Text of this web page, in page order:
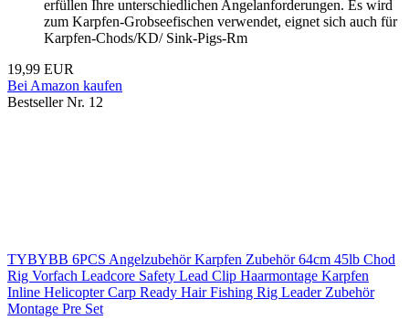
erfüllen Ihre unterschiedlichen Angelanforderungen. Es wird
zum Karpfen-Grobseefischen verwendet, eignet sich auch für
Karpfen-Chods/KD/ Sink-Pigs-Rm
19,99 EUR
Bei Amazon kaufen
Bestseller Nr. 12
TYBYBB 6PCS Angelzubehör Karpfen Zubehör 64cm 45lb Chod
Rig Vorfach Leadcore Safety Lead Clip Haarmontage Karpfen
Inline Helicopter Carp Ready Hair Fishing Rig Leader Zubehör
Montage Pre Set